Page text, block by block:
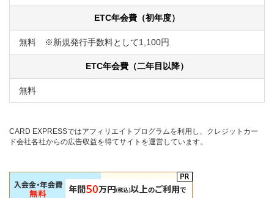
ETC年会費（初年度）
無料 ※新規発行手数料として1,100円
ETC年会費（二年目以降）
無料
CARD EXPRESSではアフィリエイトプログラムを利用し、クレジットカー
ド会社各社からの広告収益を得てサイトを運営しています。